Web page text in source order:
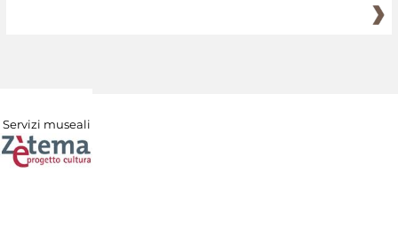
Servizi museali